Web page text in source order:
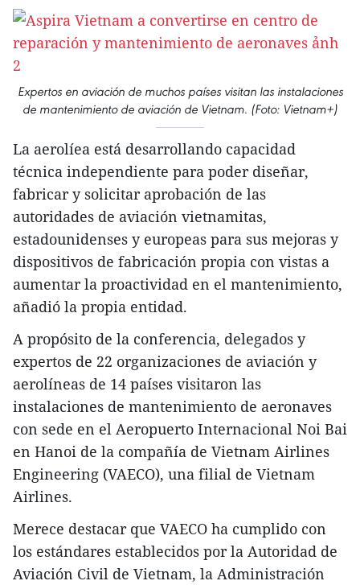
Expertos en aviación de muchos países visitan las instalaciones
de mantenimiento de aviación de Vietnam. (Foto: Vietnam+)
La aerolíea está desarrollando capacidad
técnica independiente para poder diseñar,
fabricar y solicitar aprobación de las
autoridades de aviación vietnamitas,
estadounidenses y europeas para sus mejoras y
dispositivos de fabricación propia con vistas a
aumentar la proactividad en el mantenimiento,
añadió la propia entidad.
A propósito de la conferencia, delegados y
expertos de 22 organizaciones de aviación y
aerolíneas de 14 países visitaron las
instalaciones de mantenimiento de aeronaves
con sede en el Aeropuerto Internacional Noi Bai
en Hanoi de la compañía de Vietnam Airlines
Engineering (VAECO), una filial de Vietnam
Airlines.
Merece destacar que VAECO ha cumplido con
los estándares establecidos por la Autoridad de
Aviación Civil de Vietnam, la Administración